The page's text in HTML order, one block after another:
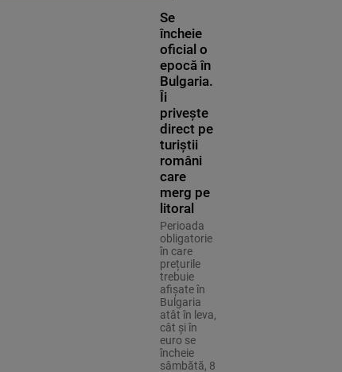
Se
încheie
oficial o
epocă în
Bulgaria.
Îi
privește
direct pe
turiștii
români
care
merg pe
litoral
Perioada
obligatorie
în care
prețurile
trebuie
afișate în
Bulgaria
atât în leva,
cât și în
euro se
încheie
sâmbătă, 8